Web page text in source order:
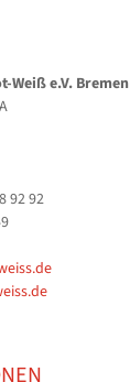
Weiß e.V. Bremen
92 92